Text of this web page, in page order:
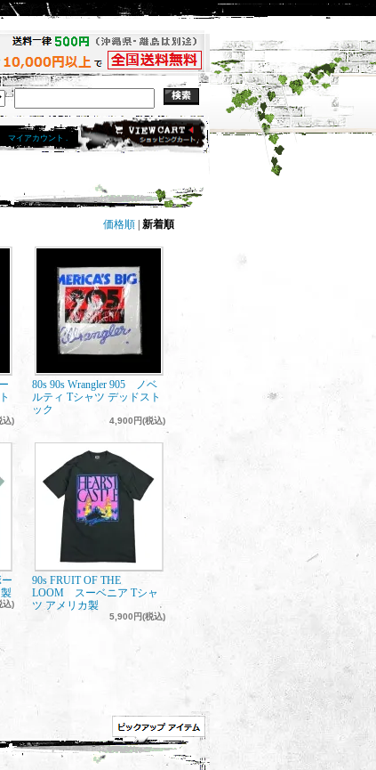
マイアカウント .
価格順 新着順
込)
80s 90s Wrangler 905 ノベ
ルティ Tシャツ デッドスト
ック
4,900円(税込)
込)
90s FRUIT OF THE
LOOM スーベニア Tシャ
ツ アメリカ製
5,900円(税込)